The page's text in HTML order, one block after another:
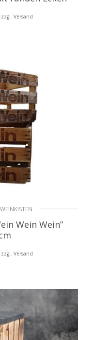
Versand
WEINKISTEN
Wein Wein”
Versand